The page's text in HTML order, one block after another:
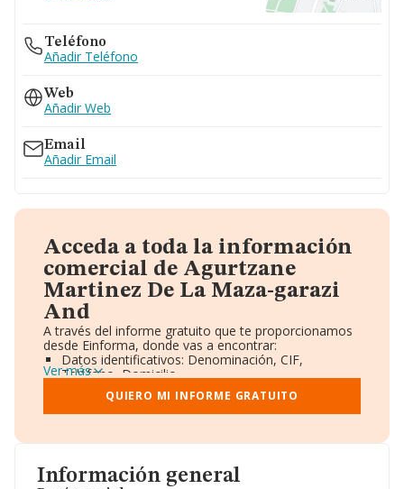
Información general
Teléfono
Añadir Teléfono
Web
Añadir Web
Email
Añadir Email
Acceda a toda la información
comercial de Agurtzane
Martinez De La Maza-garazi
And
A través del informe gratuito que te proporcionamos
desde Einforma, donde vas a encontrar:
Datos identificativos: Denominación, CIF,
Teléfono, Domicilio.
Informe Mercantil Completo (BORME).
Gráficos de Evolución Ventas y Empleados.
Consejo de Administración y Administradores.
Accionistas.
Artículos de prensa publicados sobre la empresa.
Ver más
QUIERO MI INFORME GRATUITO